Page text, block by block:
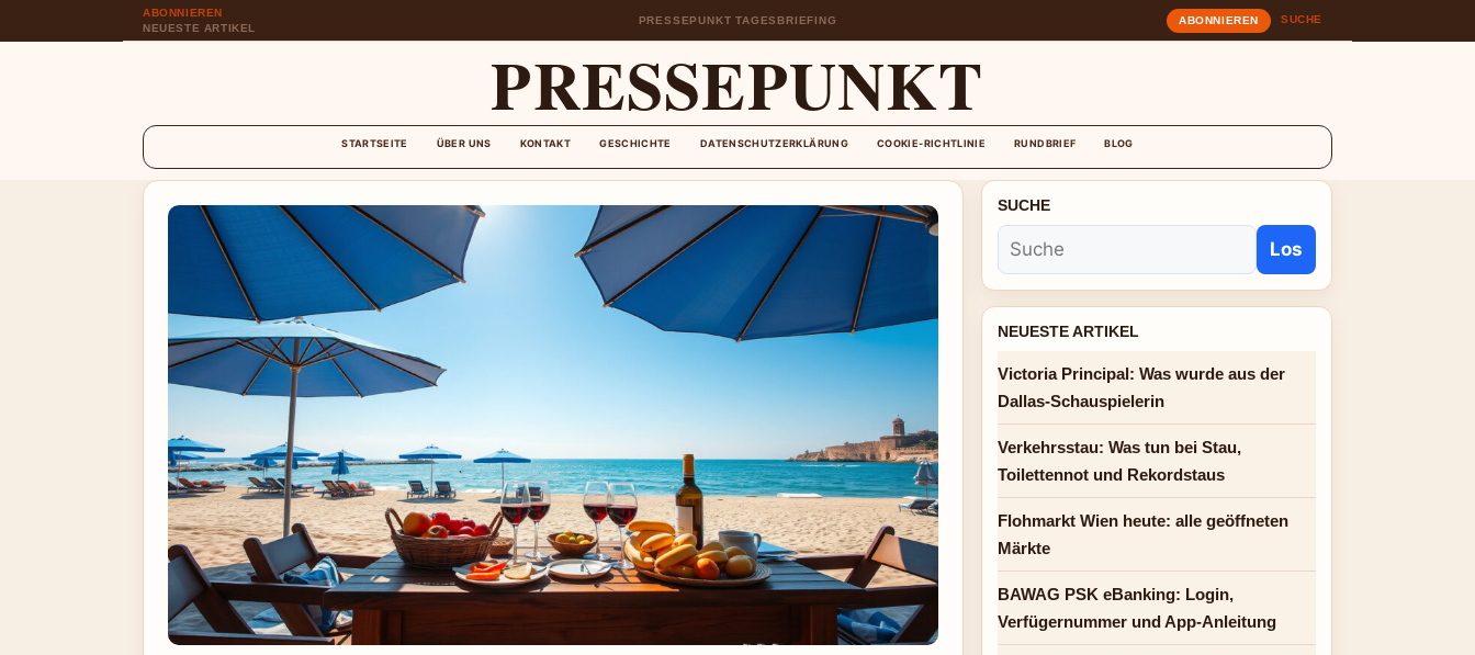
ABONNIEREN
NEUESTE ARTIKEL
PRESSEPUNKT TAGESBRIEFING ABONNIEREN SUCHE
PRESSEPUNKT
STARTSEITE ÜBER UNS KONTAKT GESCHICHTE DATENSCHUTZERKLÄRUNG COOKIE-RICHTLINIE RUNDBRIEF BLOG
SUCHE
Los
NEUESTE ARTIKEL
Victoria Principal: Was wurde aus der
Dallas-Schauspielerin
Verkehrsstau: Was tun bei Stau,
Toilettennot und Rekordstaus
Flohmarkt Wien heute: alle geöffneten
Märkte
BAWAG PSK eBanking: Login,
Verfügernummer und App-Anleitung